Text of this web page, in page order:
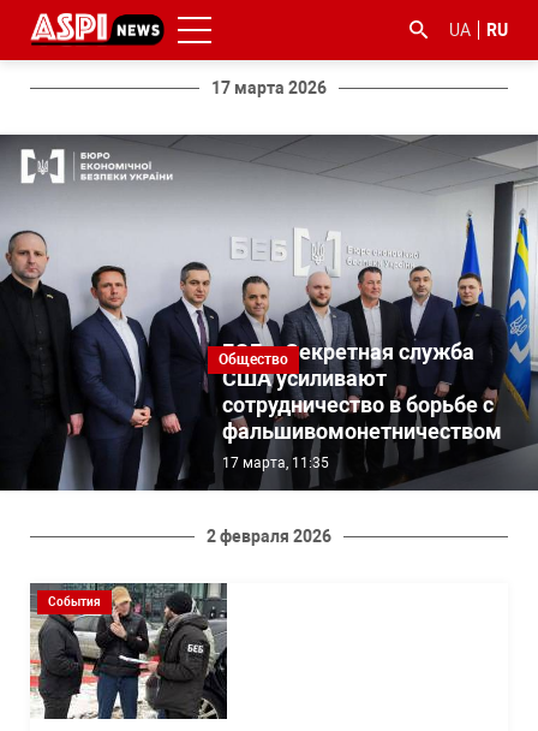
UA RU
17 марта 2026
Общество
БЭБ и Секретная служба
США усиливают
сотрудничество в борьбе с
фальшивомонетничеством
17 марта, 11:35
2 февраля 2026
События
#ООС
#боротьба
корупцією
#гфс #Киев #коронавірус